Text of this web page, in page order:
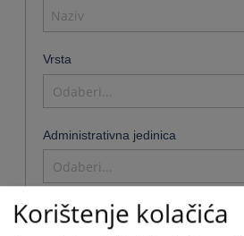
Vrsta
Odaberi...
Administrativna jedinica
Odaberi...
Korištenje kolačića